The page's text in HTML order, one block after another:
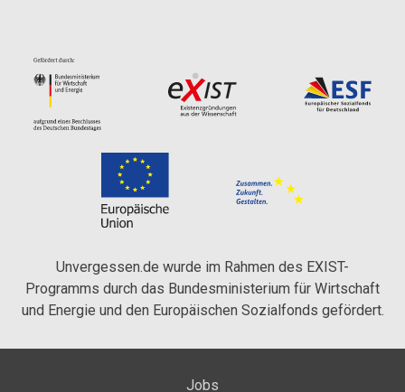
Unvergessen.de wurde im Rahmen des EXIST-
Programms durch das Bundesministerium für Wirtschaft
und Energie und den Europäischen Sozialfonds gefördert.
Jobs